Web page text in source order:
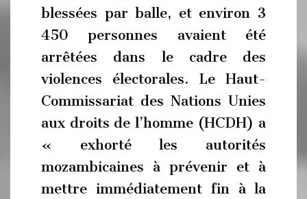
blessées par balle, et environ 3
450 personnes avaient été
arrêtées dans le cadre des
violences électorales. Le Haut-
Commissariat des Nations Unies
aux droits de l’homme (HCDH) a
« exhorté les autorités
mozambicaines à prévenir et à
mettre immédiatement fin à la